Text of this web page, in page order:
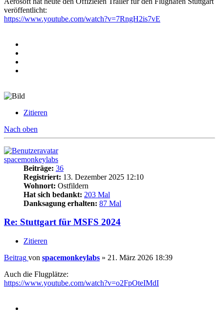
veröffentlicht:
https://www.youtube.com/watch?v=7RngH2is7vE
Zitieren
Nach oben
spacemonkeylabs
Beiträge: 36
Registriert: 13. Dezember 2025 12:10
Wohnort: Ostfildern
Hat sich bedankt: 203 Mal
Danksagung erhalten: 87 Mal
Re: Stuttgart für MSFS 2024
Zitieren
Beitrag von spacemonkeylabs » 21. März 2026 18:39
Auch die Flugplätze:
https://www.youtube.com/watch?v=o2FpOteIMdI